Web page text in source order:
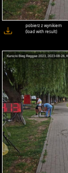
pobierz z wynikiem
(load with result)